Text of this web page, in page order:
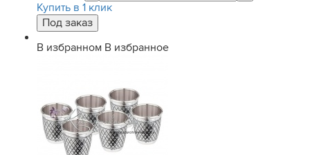
Купить в 1 клик
В избранном В избранное